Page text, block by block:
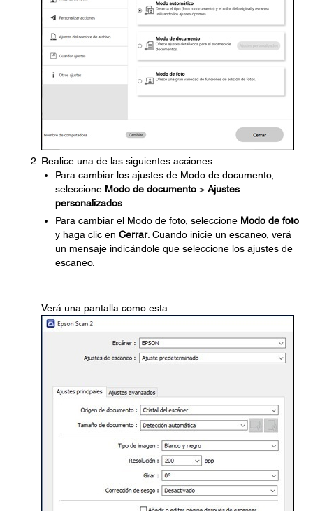
Realice una de las siguientes acciones:
Para cambiar los ajustes de Modo de documento,
seleccione Modo de documento > Ajustes
personalizados
Para cambiar el Modo de foto, seleccione Modo de foto
y haga clic en Cerrar. Cuando inicie un escaneo, verá
un mensaje indicándole que seleccione los ajustes de
escaneo.
Verá una pantalla como esta: